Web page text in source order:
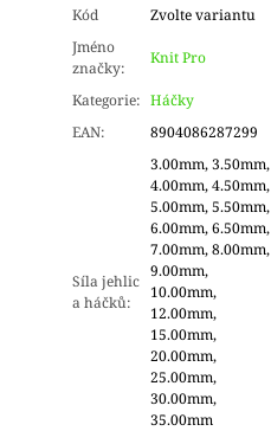
Kód
Zvolte variantu
Jméno
značky:
Knit Pro
Kategorie: Háčky
EAN: 8904086287299
Síla jehlic
a háčků:
3.00mm, 3.50mm,
4.00mm, 4.50mm,
5.00mm, 5.50mm,
6.00mm, 6.50mm,
7.00mm, 8.00mm,
9.00mm,
10.00mm,
12.00mm,
15.00mm,
20.00mm,
25.00mm,
30.00mm,
35.00mm